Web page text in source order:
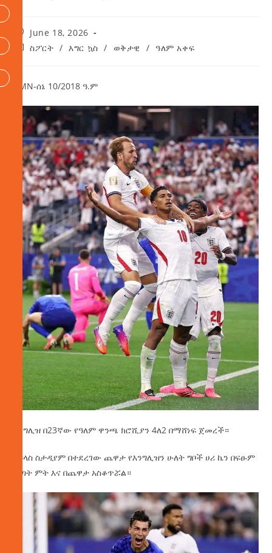
June 18, 2026
ስፖርት / እግር ኳስ / ወቅታዊ / ዓለም አቀፍ
AMN-ሰኔ 10/2018 ዓ.ም
እንግሊዝ በ23ኛው የዓለም ዋንጫ ክሮሺያን 4ለ2 በማሸነፍ ጀመረች።
በዳላስ ስታዲየም በተደረገው ጨዋታ የእንግሊዝን ሁለት ግቦች ሀሪ ኬን በፍፁም
ቅጣት ምት እና በጨዋታ አስቆጥሯል።